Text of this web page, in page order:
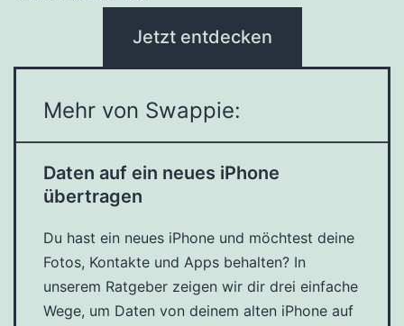
Jetzt entdecken
Mehr von Swappie:
Daten auf ein neues iPhone
übertragen
Du hast ein neues iPhone und möchtest deine
Fotos, Kontakte und Apps behalten? In
unserem Ratgeber zeigen wir dir drei einfache
Wege, um Daten von deinem alten iPhone auf